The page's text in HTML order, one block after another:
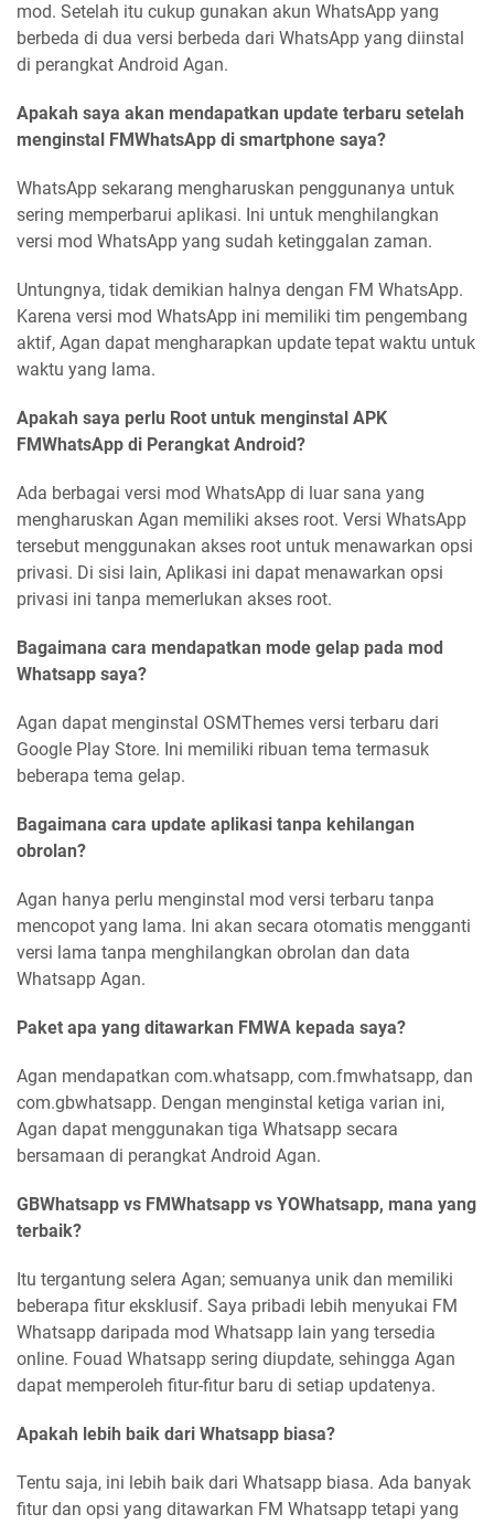
mod. Setelah itu cukup gunakan akun WhatsApp yang
berbeda di dua versi berbeda dari WhatsApp yang diinstal
di perangkat Android Agan.
Apakah saya akan mendapatkan update terbaru setelah
menginstal FMWhatsApp di smartphone saya?
WhatsApp sekarang mengharuskan penggunanya untuk
sering memperbarui aplikasi. Ini untuk menghilangkan
versi mod WhatsApp yang sudah ketinggalan zaman.
Untungnya, tidak demikian halnya dengan FM WhatsApp.
Karena versi mod WhatsApp ini memiliki tim pengembang
aktif, Agan dapat mengharapkan update tepat waktu untuk
waktu yang lama.
Apakah saya perlu Root untuk menginstal APK
FMWhatsApp di Perangkat Android?
Ada berbagai versi mod WhatsApp di luar sana yang
mengharuskan Agan memiliki akses root. Versi WhatsApp
tersebut menggunakan akses root untuk menawarkan opsi
privasi. Di sisi lain, Aplikasi ini dapat menawarkan opsi
privasi ini tanpa memerlukan akses root.
Bagaimana cara mendapatkan mode gelap pada mod
Whatsapp saya?
Agan dapat menginstal OSMThemes versi terbaru dari
Google Play Store. Ini memiliki ribuan tema termasuk
beberapa tema gelap.
Bagaimana cara update aplikasi tanpa kehilangan
obrolan?
Agan hanya perlu menginstal mod versi terbaru tanpa
mencopot yang lama. Ini akan secara otomatis mengganti
versi lama tanpa menghilangkan obrolan dan data
Whatsapp Agan.
Paket apa yang ditawarkan FMWA kepada saya?
Agan mendapatkan com.whatsapp, com.fmwhatsapp, dan
com.gbwhatsapp. Dengan menginstal ketiga varian ini,
Agan dapat menggunakan tiga Whatsapp secara
bersamaan di perangkat Android Agan.
GBWhatsapp vs FMWhatsapp vs YOWhatsapp, mana yang
terbaik?
Itu tergantung selera Agan; semuanya unik dan memiliki
beberapa fitur eksklusif. Saya pribadi lebih menyukai FM
Whatsapp daripada mod Whatsapp lain yang tersedia
online. Fouad Whatsapp sering diupdate, sehingga Agan
dapat memperoleh fitur-fitur baru di setiap updatenya.
Apakah lebih baik dari Whatsapp biasa?
Tentu saja, ini lebih baik dari Whatsapp biasa. Ada banyak
fitur dan opsi yang ditawarkan FM Whatsapp tetapi yang